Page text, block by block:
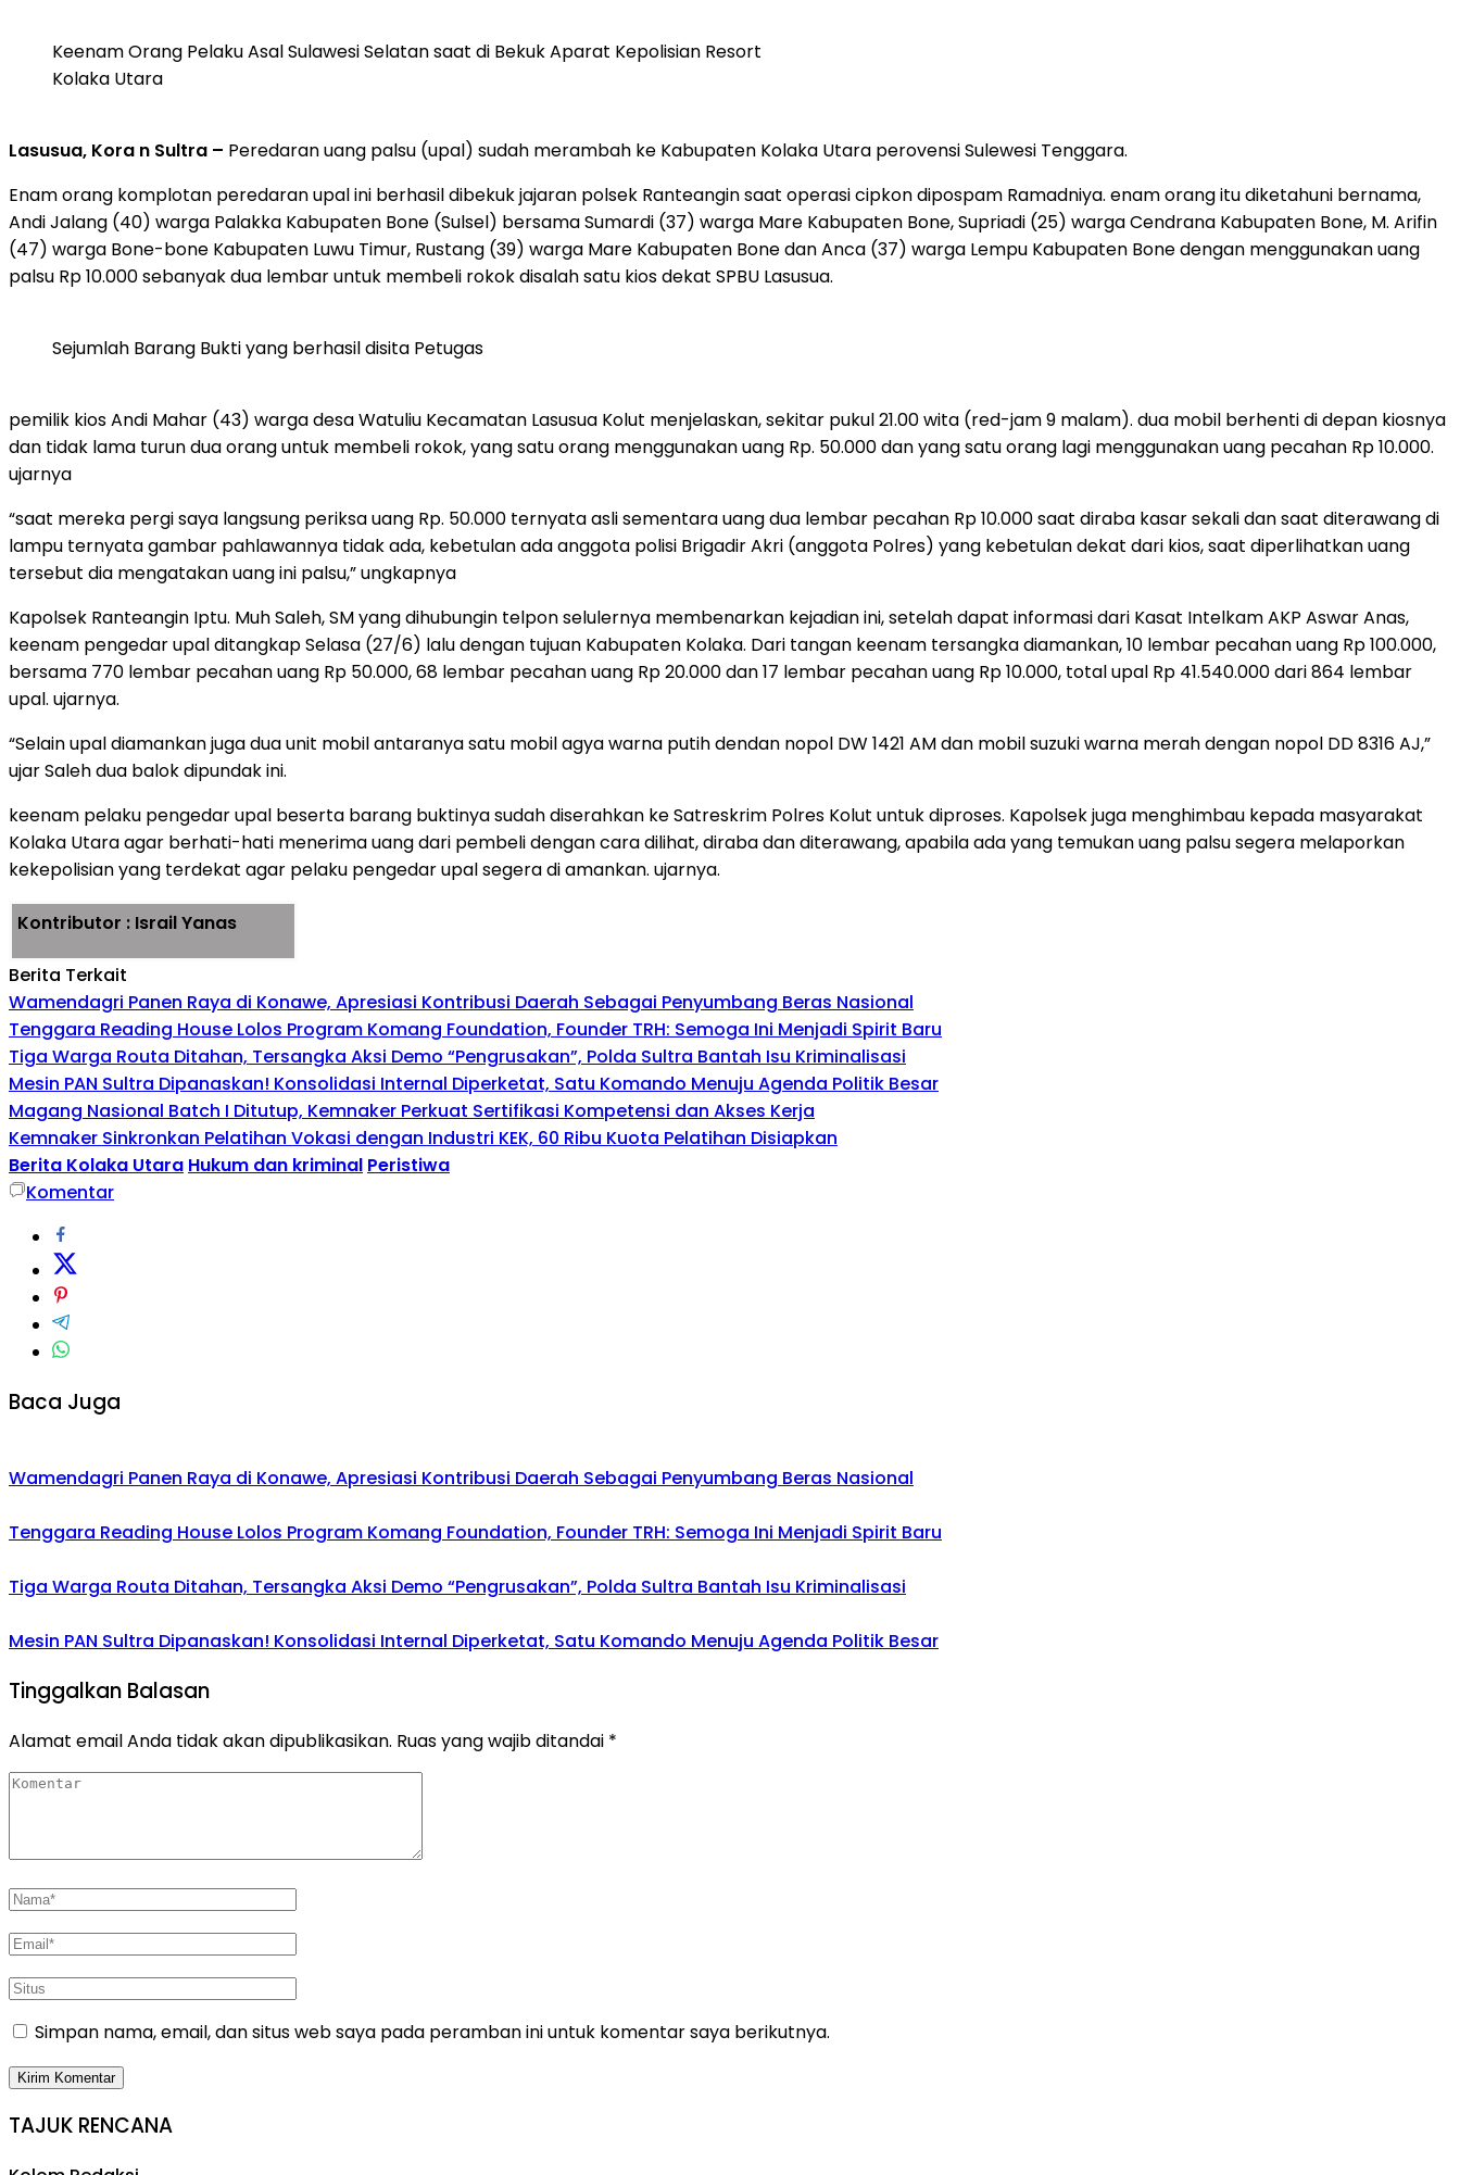
Keenam Orang Pelaku Asal Sulawesi Selatan saat di Bekuk Aparat Kepolisian Resort
Kolaka Utara
Lasusua, Kora n Sultra – Peredaran uang palsu (upal) sudah merambah ke Kabupaten Kolaka Utara perovensi Sulewesi Tenggara.
Enam orang komplotan peredaran upal ini berhasil dibekuk jajaran polsek Ranteangin saat operasi cipkon dipospam Ramadniya. enam orang itu diketahuni bernama,
Andi Jalang (40) warga Palakka Kabupaten Bone (Sulsel) bersama Sumardi (37) warga Mare Kabupaten Bone, Supriadi (25) warga Cendrana Kabupaten Bone, M. Arifin
(47) warga Bone-bone Kabupaten Luwu Timur, Rustang (39) warga Mare Kabupaten Bone dan Anca (37) warga Lempu Kabupaten Bone dengan menggunakan uang
palsu Rp 10.000 sebanyak dua lembar untuk membeli rokok disalah satu kios dekat SPBU Lasusua.
Sejumlah Barang Bukti yang berhasil disita Petugas
pemilik kios Andi Mahar (43) warga desa Watuliu Kecamatan Lasusua Kolut menjelaskan, sekitar pukul 21.00 wita (red-jam 9 malam). dua mobil berhenti di depan kiosnya
dan tidak lama turun dua orang untuk membeli rokok, yang satu orang menggunakan uang Rp. 50.000 dan yang satu orang lagi menggunakan uang pecahan Rp 10.000.
ujarnya
“saat mereka pergi saya langsung periksa uang Rp. 50.000 ternyata asli sementara uang dua lembar pecahan Rp 10.000 saat diraba kasar sekali dan saat diterawang di
lampu ternyata gambar pahlawannya tidak ada, kebetulan ada anggota polisi Brigadir Akri (anggota Polres) yang kebetulan dekat dari kios, saat diperlihatkan uang
tersebut dia mengatakan uang ini palsu,” ungkapnya
Kapolsek Ranteangin Iptu. Muh Saleh, SM yang dihubungin telpon selulernya membenarkan kejadian ini, setelah dapat informasi dari Kasat Intelkam AKP Aswar Anas,
keenam pengedar upal ditangkap Selasa (27/6) lalu dengan tujuan Kabupaten Kolaka. Dari tangan keenam tersangka diamankan, 10 lembar pecahan uang Rp 100.000,
bersama 770 lembar pecahan uang Rp 50.000, 68 lembar pecahan uang Rp 20.000 dan 17 lembar pecahan uang Rp 10.000, total upal Rp 41.540.000 dari 864 lembar
upal. ujarnya.
“Selain upal diamankan juga dua unit mobil antaranya satu mobil agya warna putih dendan nopol DW 1421 AM dan mobil suzuki warna merah dengan nopol DD 8316 AJ,”
ujar Saleh dua balok dipundak ini.
keenam pelaku pengedar upal beserta barang buktinya sudah diserahkan ke Satreskrim Polres Kolut untuk diproses. Kapolsek juga menghimbau kepada masyarakat
Kolaka Utara agar berhati-hati menerima uang dari pembeli dengan cara dilihat, diraba dan diterawang, apabila ada yang temukan uang palsu segera melaporkan
kekepolisian yang terdekat agar pelaku pengedar upal segera di amankan. ujarnya.
Kontributor : Israil Yanas
Berita Terkait
Wamendagri Panen Raya di Konawe, Apresiasi Kontribusi Daerah Sebagai Penyumbang Beras Nasional
Tenggara Reading House Lolos Program Komang Foundation, Founder TRH: Semoga Ini Menjadi Spirit Baru
Tiga Warga Routa Ditahan, Tersangka Aksi Demo “Pengrusakan”, Polda Sultra Bantah Isu Kriminalisasi
Mesin PAN Sultra Dipanaskan! Konsolidasi Internal Diperketat, Satu Komando Menuju Agenda Politik Besar
Magang Nasional Batch I Ditutup, Kemnaker Perkuat Sertifikasi Kompetensi dan Akses Kerja
Kemnaker Sinkronkan Pelatihan Vokasi dengan Industri KEK, 60 Ribu Kuota Pelatihan Disiapkan
Berita Kolaka Utara Hukum dan kriminal Peristiwa
Komentar
Baca Juga
Wamendagri Panen Raya di Konawe, Apresiasi Kontribusi Daerah Sebagai Penyumbang Beras Nasional
Tenggara Reading House Lolos Program Komang Foundation, Founder TRH: Semoga Ini Menjadi Spirit Baru
Tiga Warga Routa Ditahan, Tersangka Aksi Demo “Pengrusakan”, Polda Sultra Bantah Isu Kriminalisasi
Mesin PAN Sultra Dipanaskan! Konsolidasi Internal Diperketat, Satu Komando Menuju Agenda Politik Besar
Tinggalkan Balasan
Alamat email Anda tidak akan dipublikasikan. Ruas yang wajib ditandai *
Simpan nama, email, dan situs web saya pada peramban ini untuk komentar saya berikutnya.
TAJUK RENCANA